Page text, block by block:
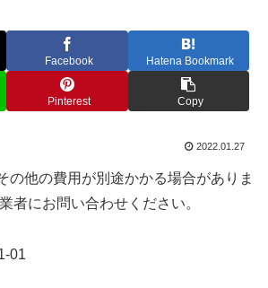
Facebook Hatena Bookmark
Pinterest Copy
2022.01.27
の他の費用が別途かかる場合がありま
者にお問い合わせください。
01